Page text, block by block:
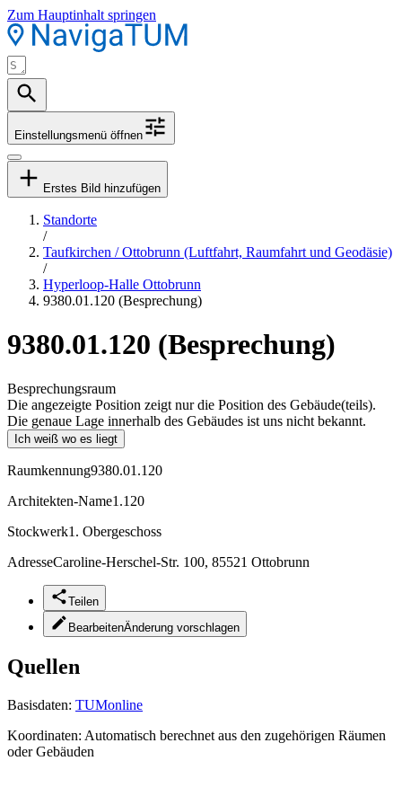
Zum Hauptinhalt springen
Einstellungsmenü öffnen
Erstes Bild hinzufügen
Standorte
/
Taufkirchen / Ottobrunn (Luftfahrt, Raumfahrt und Geodäsie)
/
Hyperloop-Halle Ottobrunn
9380.01.120 (Besprechung)
9380.01.120 (Besprechung)
Besprechungsraum
Die angezeigte Position zeigt nur die Position des Gebäude(teils).
Die genaue Lage innerhalb des Gebäudes ist uns nicht bekannt.
Ich weiß wo es liegt
Raumkennung9380.01.120
Architekten-Name1.120
Stockwerk1. Obergeschoss
AdresseCaroline-Herschel-Str. 100, 85521 Ottobrunn
Teilen
BearbeitenÄnderung vorschlagen
Quellen
Basisdaten: TUMonline
Koordinaten: Automatisch berechnet aus den zugehörigen Räumen
oder Gebäuden